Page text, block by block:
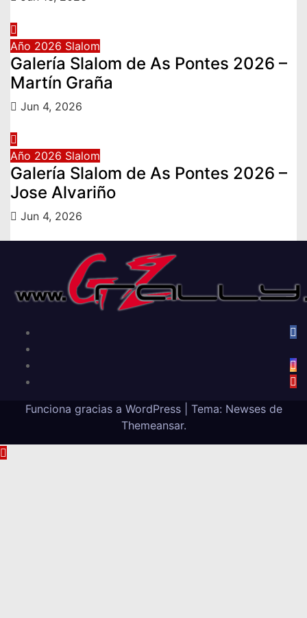
Año 2026 Slalom
Galería Slalom de As Pontes 2026 –
Martín Graña
Jun 4, 2026
Año 2026 Slalom
Galería Slalom de As Pontes 2026 –
Jose Alvariño
Jun 4, 2026
Funciona gracias a WordPress
Tema: Newses de
Themeansar.